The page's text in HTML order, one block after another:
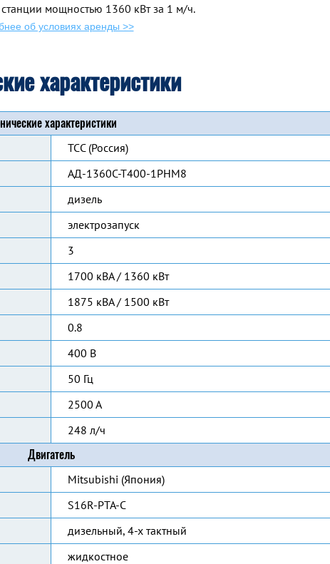
мощностью 1360 кВт за 1 м/ч.
об условиях аренды >>
характеристики
характеристики
ТСС (Россия)
АД-1360С-Т400-1РНМ8
дизель
электрозапуск
3
1700 кВА / 1360 кВт
1875 кВА / 1500 кВт
0.8
400 В
50 Гц
2500 А
248 л/ч
Двигатель
Mitsubishi (Япония)
S16R-PTA-C
дизельный, 4-х тактный
жидкостное